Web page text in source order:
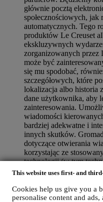
This website uses first- and
Cookies help us give you a
personalise content and
głównie pocztą
społecznościowych, jak
automatycznych. Tego
produktów Le Creuset
ekskluzywnych
zorganizowanych
może być
się mu spodobać,
szczegółowych, które
lokalizacja albo historia
dane użytkownika, aby
zainteresowania.
wiadomości
bardziej adekwatne i
innych skutków.
dotyczące otwierania
korzystając ze
technologii (w tym
ułatwiających
rodzaju przetwarzanie
użytkownika. Z opcji
sytuacjach, gdy dane